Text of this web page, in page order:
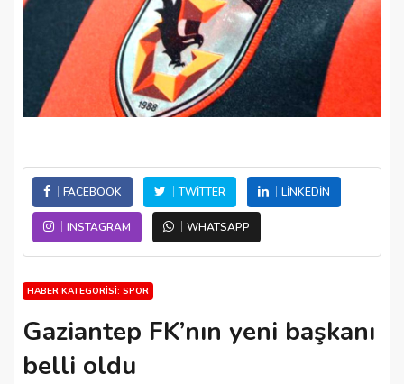
FACEBOOK TWITTER LINKEDIN
INSTAGRAM WHATSAPP
HABER KATEGORISI: SPOR
Gaziantep FK’nın yeni başkanı
belli oldu